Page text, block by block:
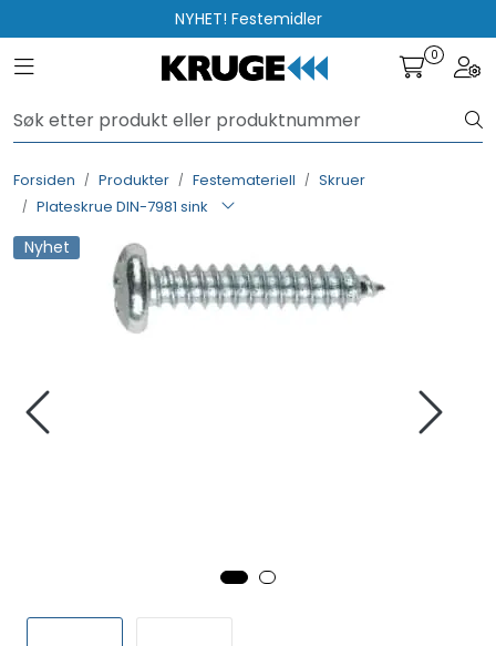
Skip to main contentNYHET! Festemidler
Toggle navigation 0
Forsiden Produkter Festemateriell
Skruer
Plateskrue DIN-7981 sink
Nyhet
Rådgivning
Nyttige verktøy
Kontakt oss